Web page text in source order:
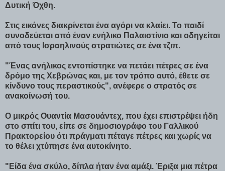
Δυτική Όχθη.
Στις εικόνες διακρίνεται ένα αγόρι να κλαίει. Το παιδί
συνοδεύεται από έναν ενήλικο Παλαιστίνιο και οδηγείται
από τους Ισραηλινούς στρατιώτες σε ένα τζιπ.
"Ένας ανήλικος εντοπίστηκε να πετάει πέτρες σε ένα
δρόμο της Χεβρώνας και, με τον τρόπο αυτό, έθετε σε
κίνδυνο τους περαστικούς", ανέφερε ο στρατός σε
ανακοίνωσή του.
Ο μικρός Ουαντία Μασουάντεχ, που έχει επιστρέψει ήδη
στο σπίτι του, είπε σε δημοσιογράφο του Γαλλικού
Πρακτορείου ότι πράγματι πέταγε πέτρες και χωρίς να
το θέλει χτύπησε ένα αυτοκίνητο.
"Είδα ένα σκύλο, δίπλα ήταν ένα αμάξι. Έριξα μια πέτρα